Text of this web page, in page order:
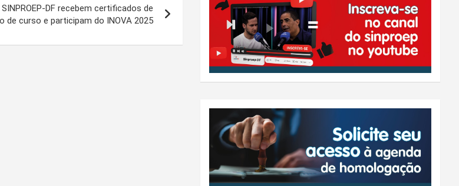
DF recebem certificados de
de curso e participam do INOVA 2025